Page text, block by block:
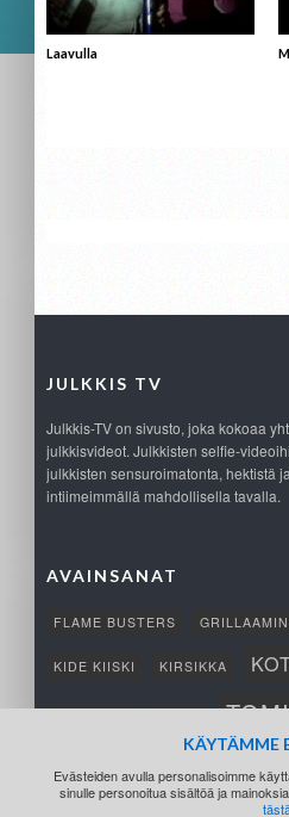
Laavulla
JULKKIS TV
Julkkis-TV on sivusto, joka kokoaa
julkkisvideot. Julkkisten selfie-
julkkisten sensuroimatonta, hektistä
intiimeimmällä mahdollisella tavalla.
AVAINSANAT
FLAME BUSTERS
KIDE KIISKI KIRSIKKA
KÄYTÄMME
Evästeiden avulla personalisoimme
sinulle personoitua sisältöä ja